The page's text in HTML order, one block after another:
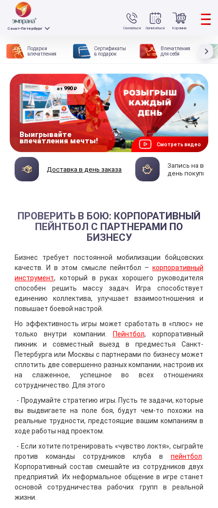
Связаться
Санкт-Петербург Записаться Корзина
Подарки
впечатления
Сертификаты
в подарок
Впечатления
для себя
Смотреть видео
от 990₽
Выигрывайте
впечатления мечты!
Доставка в день заказа
Запись на
день покупки
ПРОВЕРИТЬ В БОЮ: КОРПОРАТИВНЫЙ
ПЕЙНТБОЛ С ПАРТНЕРАМИ ПО
БИЗНЕСУ
Бизнес требует постоянной мобилизации бойцовских
качеств. И в этом смысле пейнтбол – корпоративный
инструмент, который в руках хорошего руководителя
способен решить массу задач. Игра способствует
единению коллектива, улучшает взаимоотношения и
повышает боевой настрой.
Но эффективность игры может сработать в «плюс» не
только внутри компании.
Пейнтбол, корпоративный
пикник и совместный выезд в предместья Санкт-
Петербурга или Москвы с партнерами по бизнесу может
сплотить две совершенно разных компании, настроив их
на слаженное, успешное во всех отношениях
сотрудничество. Для этого
- Продумайте стратегию игры. Пусть те задачи, которые
вы выдвигаете на поле боя, будут чем-то похожи на
реальные трудности, предстоящие вашим компаниям в
ходе работы над проектом.
- Если хотите потренировать «чувство локтя», сыграйте
против команды сотрудников клуба в пейнтбол.
Корпоративный состав смешайте из сотрудников двух
предприятий. Их неформальное общение в игре станет
основой сотрудничества рабочих групп в реальной
жизни.